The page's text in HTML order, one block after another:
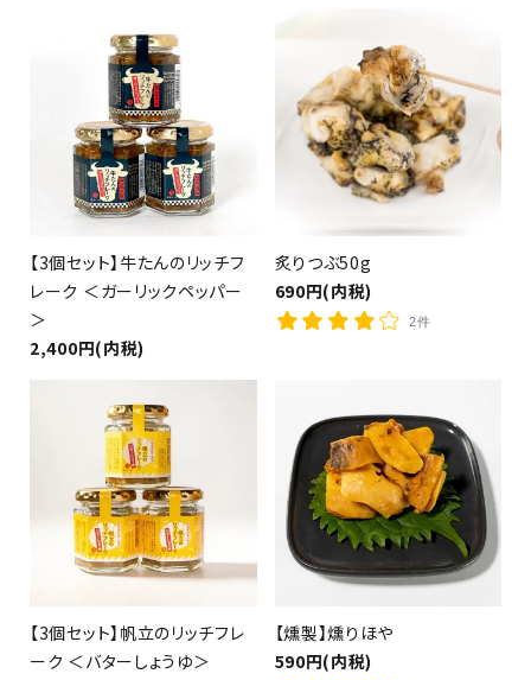
（銀鮭・さば・さんま等）
【3個セット】牛たんのリッチフ
レーク ＜ガーリックペッパー
＞
2,400円(内税)
炙りつぶ50g
690円(内税)
2件
【3個セット】帆立のリッチフレ
ーク ＜バターしょうゆ＞
【燻製】燻りほや
590円(内税)